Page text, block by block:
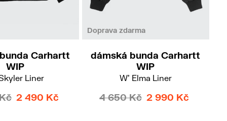
Carhartt
WIP
Liner
2 490 Kč
Doprava zdarma
M
dámská bunda Carhartt
WIP
W' Elma Liner
4 650 Kč 2 990 Kč